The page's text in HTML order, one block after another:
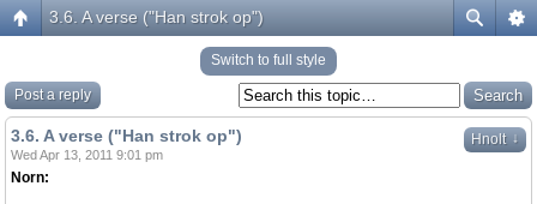
3.6. A verse ("Han strok op")
Switch to full style
Post a reply
Hnolt ↓
3.6. A verse ("Han strok op")
Wed Apr 13, 2011 9:01 pm
Norn: